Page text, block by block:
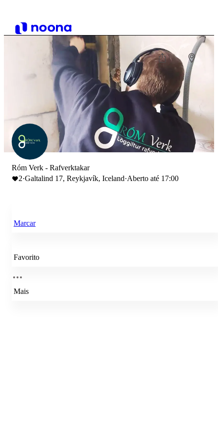
Róm Verk - Rafverktakar
2·Galtalind 17, Reykjavík, Iceland·Aberto até 17:00
Marcar
Favorito
Mais